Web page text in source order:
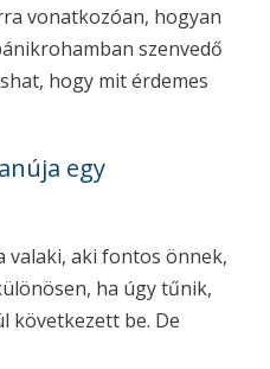
vonatkozóan, hogyan
szenvedő
hogy mit érdemes
egy
valaki, aki fontos önnek,
ha úgy tűnik,
következett be. De